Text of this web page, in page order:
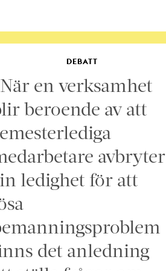
DEBATT
en verksamhet
beroende av att
avbryter
ledighet för att
det anledning